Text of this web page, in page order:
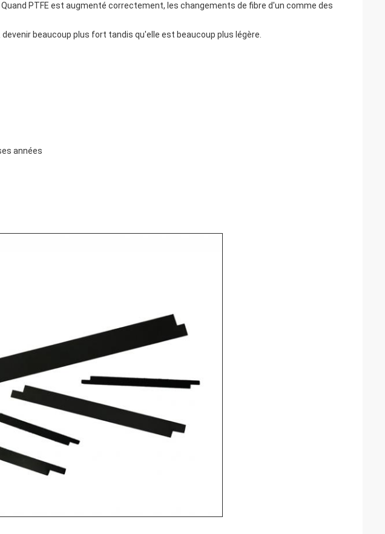
PTFE est augmenté correctement, les changements de fibre d'un comme des
beaucoup plus fort tandis qu'elle est beaucoup plus légère.
années